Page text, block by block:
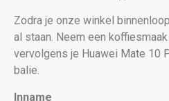
Zodra je onze winkel
al staan. Neem een
vervolgens je Huawei Mate 10
balie.
Inname